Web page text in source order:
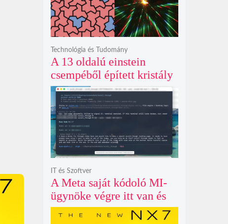
A 13 oldalú einstein
csempéből épített kristály
példátlanul forgó
csillagmintát vetít a fény
polarizációjától függően
Technológia és Tudomány
A Meta saját kódoló MI-
ügynöke végre itt van és
nem fél belenyúlni a
IT és Szoftver